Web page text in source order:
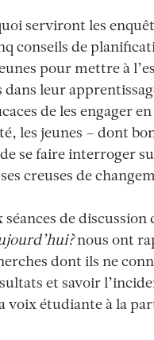
serviront les
conseils de
pour mettre à
leur
de les engager
les jeunes – dont
se faire interroger
creuses de
de
nous ont
dont ils ne
et savoir
voix étudiante à la